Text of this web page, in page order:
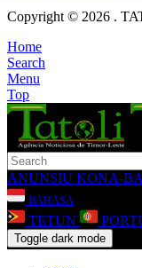
Copyright © 2026 .
Home
Search
Menu
Top
ANUNSIU KONA-
BAHASA
TETUN
Toggle dark mode